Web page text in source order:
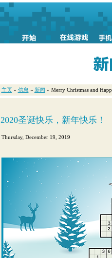
主页 » 信息 » 新闻 » Merry Christmas and
2020圣诞快乐，新年快乐！
Thursday, December 19, 2019